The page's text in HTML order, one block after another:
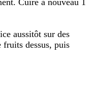
aussitôt sur des
fruits dessus, puis